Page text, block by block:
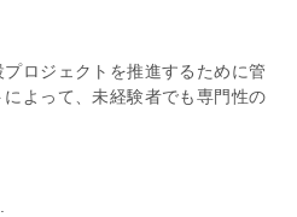
ロジェクトを推進するために管
よって、未経験者でも専門性の